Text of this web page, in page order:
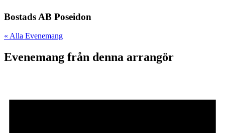
Bostads AB Poseidon
« Alla Evenemang
Evenemang från denna arrangör